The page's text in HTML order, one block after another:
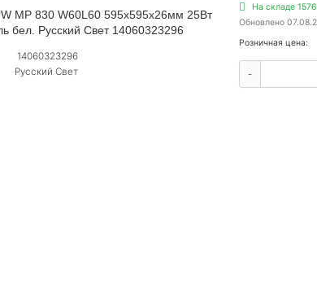
MP 830 W60L60 595х595х26мм 25Вт
бел. Русский Свет 14060323296
14060323296
Русский Свет
На складе
Обновлено
Розничная цена:
-